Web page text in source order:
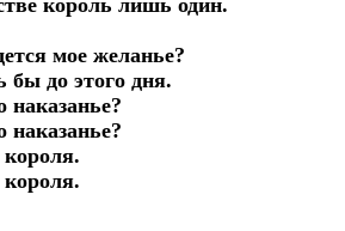
король лишь один.
мое желанье?
бы до этого дня.
наказанье?
наказанье?